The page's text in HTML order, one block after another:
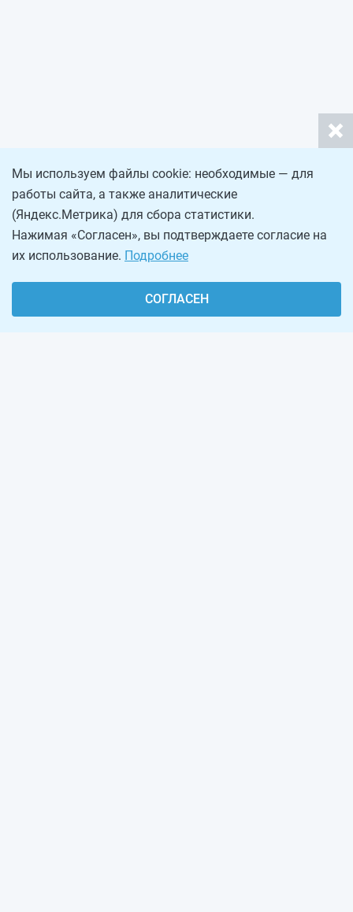
Мы используем файлы cookie: необходимые — для
работы сайта, а также аналитические
(Яндекс.Метрика) для сбора статистики.
Нажимая «Согласен», вы подтверждаете согласие на
их использование. Подробнее
СОГЛАСЕН